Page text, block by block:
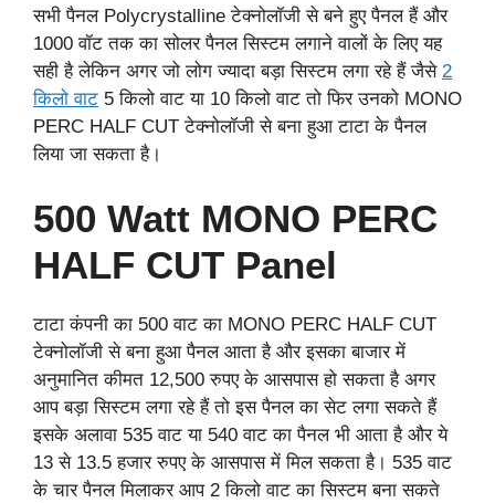
सभी पैनल Polycrystalline टेक्नोलॉजी से बने हुए पैनल हैं और
1000 वॉट तक का सोलर पैनल सिस्टम लगाने वालों के लिए यह
सही है लेकिन अगर जो लोग ज्यादा बड़ा सिस्टम लगा रहे हैं जैसे 2
किलो वाट 5 किलो वाट या 10 किलो वाट तो फिर उनको MONO
PERC HALF CUT टेक्नोलॉजी से बना हुआ टाटा के पैनल
लिया जा सकता है।
500 Watt MONO PERC
HALF CUT Panel
टाटा कंपनी का 500 वाट का MONO PERC HALF CUT
टेक्नोलॉजी से बना हुआ पैनल आता है और इसका बाजार में
अनुमानित कीमत 12,500 रुपए के आसपास हो सकता है अगर
आप बड़ा सिस्टम लगा रहे हैं तो इस पैनल का सेट लगा सकते हैं
इसके अलावा 535 वाट या 540 वाट का पैनल भी आता है और ये
13 से 13.5 हजार रुपए के आसपास में मिल सकता है। 535 वाट
के चार पैनल मिलाकर आप 2 किलो वाट का सिस्टम बना सकते